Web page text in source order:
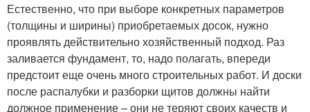
Естественно, что при выборе конкретных параметров
(толщины и ширины) приобретаемых досок, нужно
проявлять действительно хозяйственный подход. Раз
заливается фундамент, то, надо полагать, впереди
предстоит еще очень много строительных работ. И доски
после распалубки и разборки щитов должны найти
должное применение – они не теряют своих качеств и